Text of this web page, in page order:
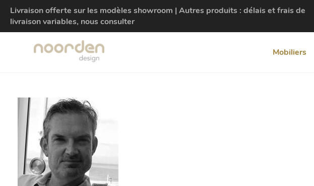
Livraison offerte sur les modèles showroom | Autres produits : délais et frais de
livraison variables, nous consulter
Mobiliers